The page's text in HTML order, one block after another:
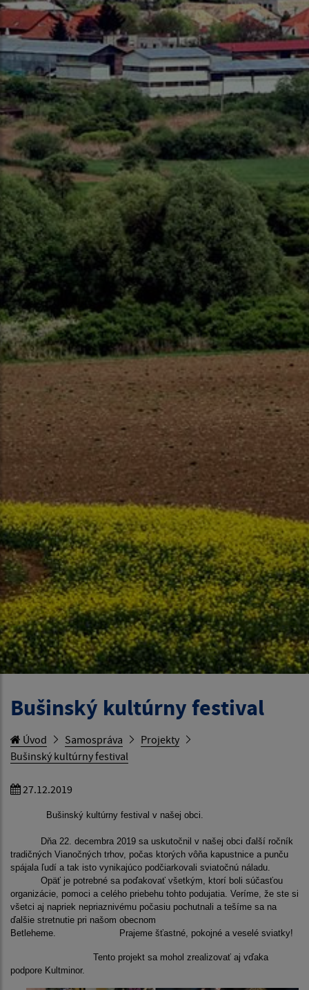
Bušinský kultúrny festival
Úvod Samospráva
Projekty
Bušinský kultúrny festival
27.12.2019
Bušinský kultúrny festival v našej obci.
Dňa 22. decembra 2019 sa uskutočnil v našej obci ďalší ročník
tradičných Vianočných trhov, počas ktorých vôňa kapustnice a punču
spájala ľudí a tak isto vynikajúco podčiarkovali sviatočnú náladu.
Opäť je potrebné sa poďakovať všetkým, ktorí boli súčasťou
organizácie, pomoci a celého priebehu tohto podujatia. Veríme, že ste si
všetci aj napriek nepriaznivému počasiu pochutnali a tešíme sa na
ďalšie stretnutie pri našom obecnom
Betleheme. Prajeme šťastné, pokojné a veselé sviatky!
Tento projekt sa mohol zrealizovať aj vďaka
podpore Kultminor.